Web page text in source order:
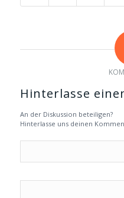
Hinterlasse
An der Diskussion beteiligen?
Hinterlasse uns deinen